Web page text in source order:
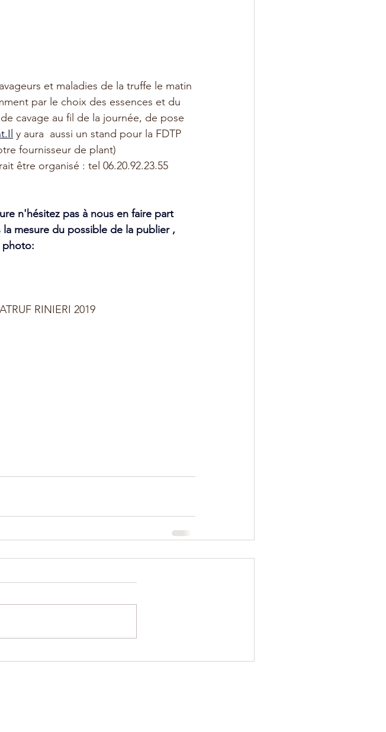
et maladies de la truffe le matin
par le choix des essences et du
cavage au fil de la journée, de pose
y aura  aussi un stand pour la FDTP
fournisseur de plant)
être organisé : tel 06.20.92.23.55
n'hésitez pas à nous en faire part
mesure du possible de la publier ,
photo:
RINIERI 2019